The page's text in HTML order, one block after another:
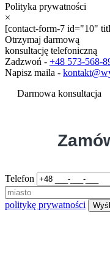
Polityka prywatności
×
[contact-form-7 id="10"
Otrzymaj darmową
konsultację telefoniczną
Zadzwoń - +48 573-568-
Napisz maila -
Darmowa konsultacja
Telefon
politykę prywatności